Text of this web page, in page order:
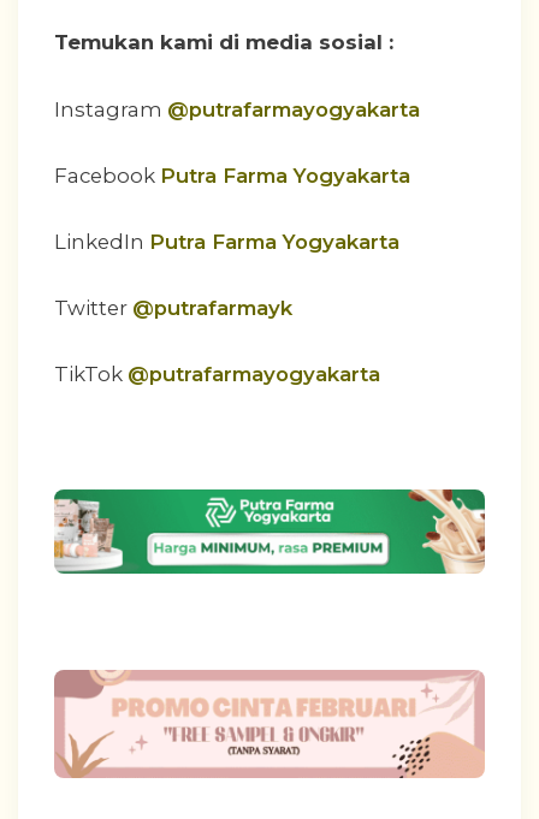
Temukan kami di media sosial :
Instagram @putrafarmayogyakarta
Facebook Putra Farma Yogyakarta
LinkedIn Putra Farma Yogyakarta
Twitter @putrafarmayk
TikTok @putrafarmayogyakarta